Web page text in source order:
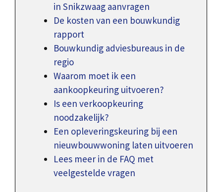
in Snikzwaag aanvragen
De kosten van een bouwkundig
rapport
Bouwkundig adviesbureaus in de
regio
Waarom moet ik een
aankoopkeuring uitvoeren?
Is een verkoopkeuring
noodzakelijk?
Een opleveringskeuring bij een
nieuwbouwwoning laten uitvoeren
Lees meer in de FAQ met
veelgestelde vragen